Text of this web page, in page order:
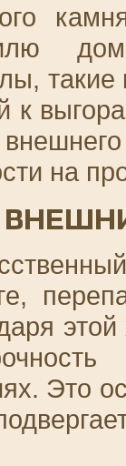
такие
к
на
этой
Это